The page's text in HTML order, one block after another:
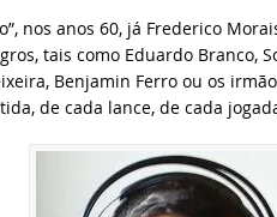
nos anos 60, já Frederico
tais como Eduardo Branco,
Benjamin Ferro ou os
de cada lance, de cada